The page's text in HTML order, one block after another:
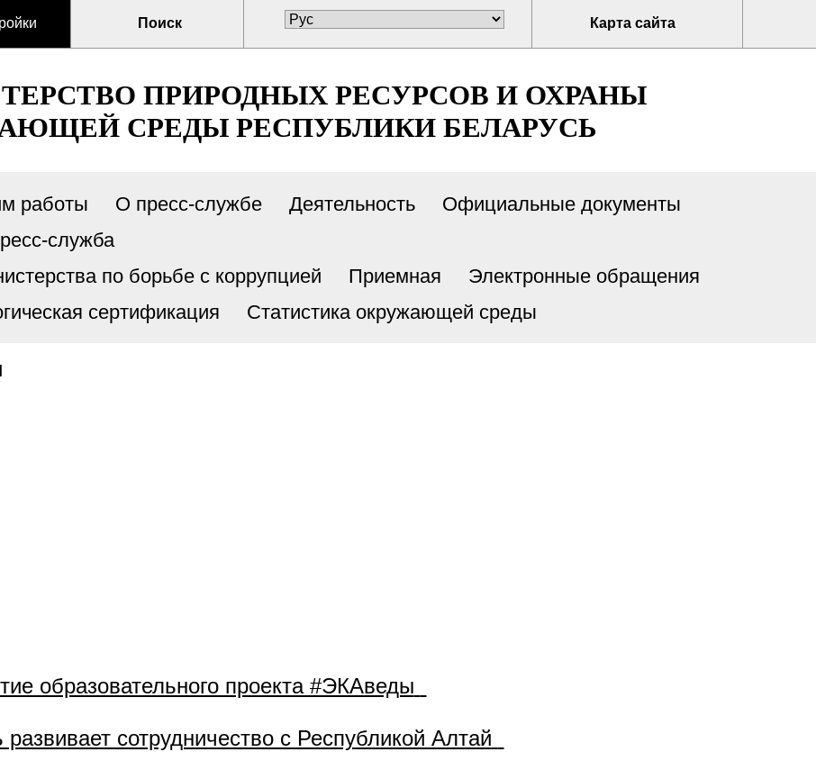
Поиск Карта сайта
ПРИРОДНЫХ РЕСУРСОВ И ОХРАНЫ
СРЕДЫ РЕСПУБЛИКИ БЕЛАРУСЬ
работы О пресс-службе Деятельность
Официальные документы
служба
по борьбе с коррупцией
Приемная
Электронные обращения
сертификация Статистика окружающей среды
образовательного проекта #ЭКАведы
сотрудничество с Республикой Алтай